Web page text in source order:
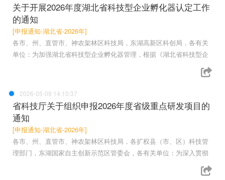
关于开展2026年度湖北省科技型企业孵化器认定工作
的通知
[申报通知-湖北省-2026年]
各市、州、直管市、神农架林区科技局，东湖高新区科创局，各有关
单位：为加强湖北省科技型企业孵化器管理，根据《湖北省科技型企
2026-05-09 14:10:37
省科技厅关于组织申报2026年度省级重点研发项目的
通知
[申报通知-湖北省-2026年]
各市、州、直管市、神农架林区科技局，各扩权县（市、区）科技管
理部门，东湖国家自主创新示范区管委会，各有关单位：为深入贯彻